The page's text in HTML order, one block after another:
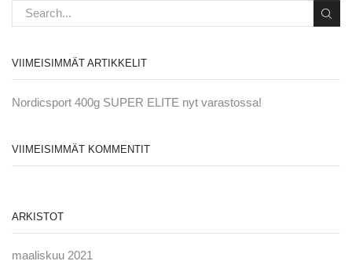
VIIMEISIMMÄT ARTIKKELIT
Nordicsport 400g SUPER ELITE nyt varastossa!
VIIMEISIMMÄT KOMMENTIT
ARKISTOT
maaliskuu 2021